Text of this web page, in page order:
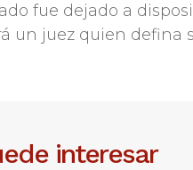
fue dejado a
un juez quien defina
interesar